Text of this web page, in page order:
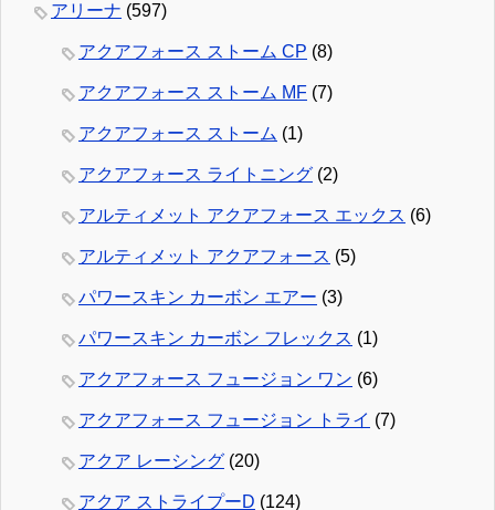
アリーナ (597)
アクアフォース ストーム CP (8)
アクアフォース ストーム MF (7)
アクアフォース ストーム (1)
アクアフォース ライトニング (2)
アルティメット アクアフォース エックス (6)
アルティメット アクアフォース (5)
パワースキン カーボン エアー (3)
パワースキン カーボン フレックス (1)
アクアフォース フュージョン ワン (6)
アクアフォース フュージョン トライ (7)
アクア レーシング (20)
アクア ストライプーD (124)